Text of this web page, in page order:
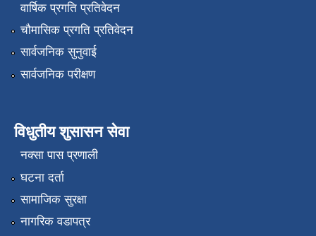
वार्षिक प्रगति प्रतिवेदन
चौमासिक प्रगति प्रतिवेदन
सार्वजनिक सुनुवाई
सार्वजनिक परीक्षण
विधुतीय शुसासन सेवा
नक्सा पास प्रणाली
घटना दर्ता
सामाजिक सुरक्षा
नागरिक वडापत्र